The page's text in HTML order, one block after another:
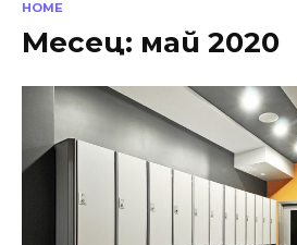
HOME
Месец: май 2020